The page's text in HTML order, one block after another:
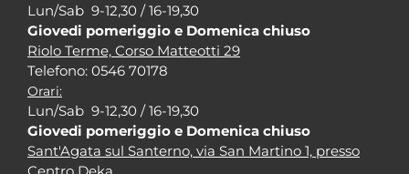
Lun/Sab 9-12,30 / 16-19,30
Giovedi pomeriggio e Domenica chiuso
Riolo Terme, Corso Matteotti 29
Telefono: 0546 70178
Orari:
Lun/Sab 9-12,30 / 16-19,30
Giovedi pomeriggio e Domenica chiuso
Sant'Agata sul Santerno, via San Martino 1, presso